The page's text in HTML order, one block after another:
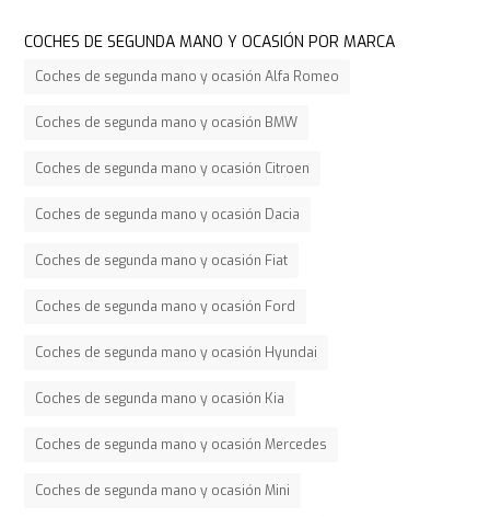
COCHES DE SEGUNDA MANO Y OCASIÓN POR MARCA
Coches de segunda mano y ocasión Alfa Romeo
Coches de segunda mano y ocasión BMW
Coches de segunda mano y ocasión Citroen
Coches de segunda mano y ocasión Dacia
Coches de segunda mano y ocasión Fiat
Coches de segunda mano y ocasión Ford
Coches de segunda mano y ocasión Hyundai
Coches de segunda mano y ocasión Kia
Coches de segunda mano y ocasión Mercedes
Coches de segunda mano y ocasión Mini